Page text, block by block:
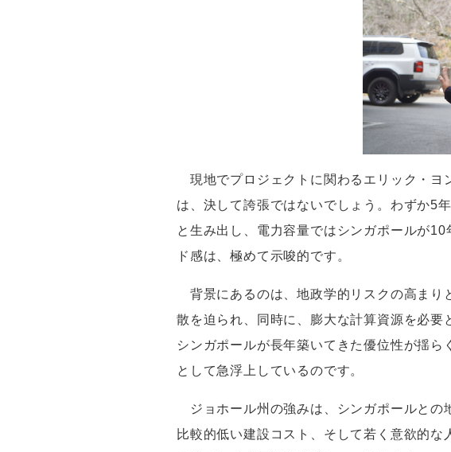
現地でプロジェクトに関わるエリック・
は、決して誇張ではないでしょう。わずか5
と生み出し、電力容量ではシンガポールが10
ド感は、極めて示唆的です。
背景にあるのは、地政学的リスクの高まり
散を迫られ、同時に、膨大な計算資源を必要
シンガポールが長年築いてきた優位性が揺
として急浮上しているのです。
ジョホール州の強みは、シンガポールとの
比較的低い建設コスト、そして若く意欲的な